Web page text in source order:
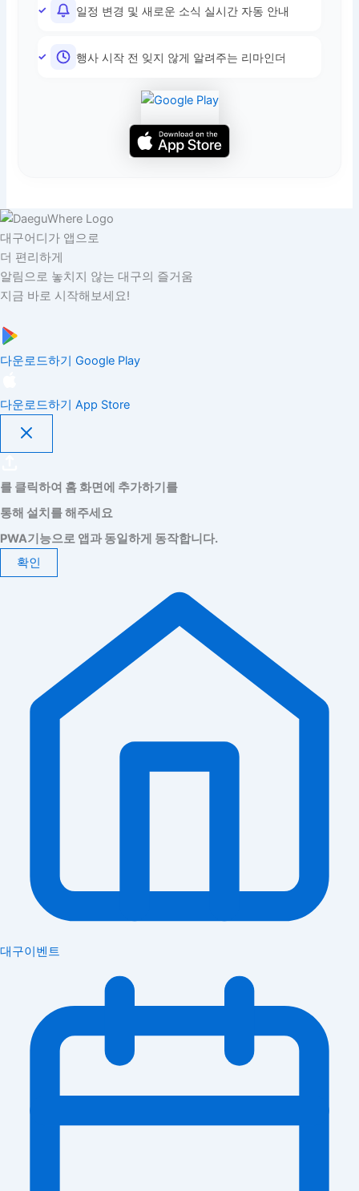
일정 변경 및 새로운 소식 실시간 자동 안내
행사 시작 전 잊지 않게 알려주는 리마인더
대구어디가 앱으로
더 편리하게
알림으로 놓치지 않는 대구의 즐거움
지금 바로 시작해보세요!
다운로드하기 Google Play
다운로드하기 App Store
를 클릭하여 홈 화면에 추가하기를
통해 설치를 해주세요
PWA기능으로 앱과 동일하게 동작합니다.
확인
대구이벤트